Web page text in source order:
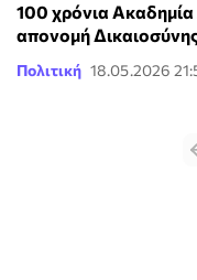
100 χρόνια
απονομή
Πολιτική 18.05.2026